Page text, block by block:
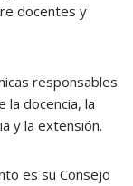
docentes y
responsables
la docencia, la
y la extensión.
es su Consejo